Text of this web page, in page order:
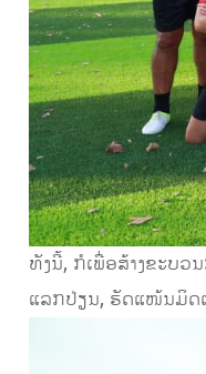
ທັງນີ້, ກໍເພື່ອສ້າງຂະບວ
ແລກປ່ຽນ, ຮັດແໜ້ນມິດ